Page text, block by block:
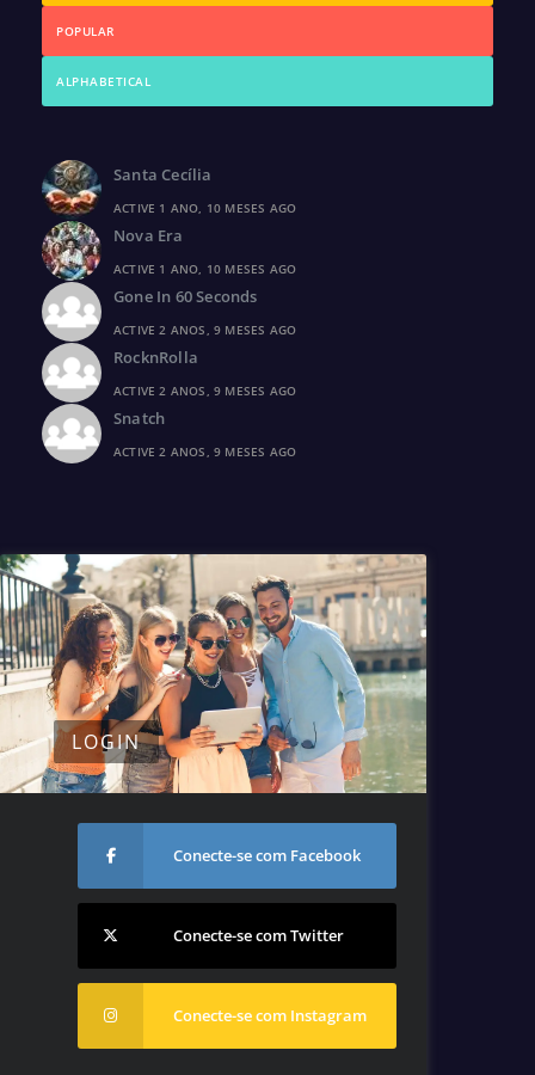
POPULAR
ALPHABETICAL
Santa Cecília
ACTIVE 1 ANO, 10 MESES AGO
Nova Era
ACTIVE 1 ANO, 10 MESES AGO
Gone In 60 Seconds
ACTIVE 2 ANOS, 9 MESES AGO
RocknRolla
ACTIVE 2 ANOS, 9 MESES AGO
Snatch
ACTIVE 2 ANOS, 9 MESES AGO
LOGIN
Conecte-se com Facebook
Conecte-se com Twitter
Conecte-se com Instagram